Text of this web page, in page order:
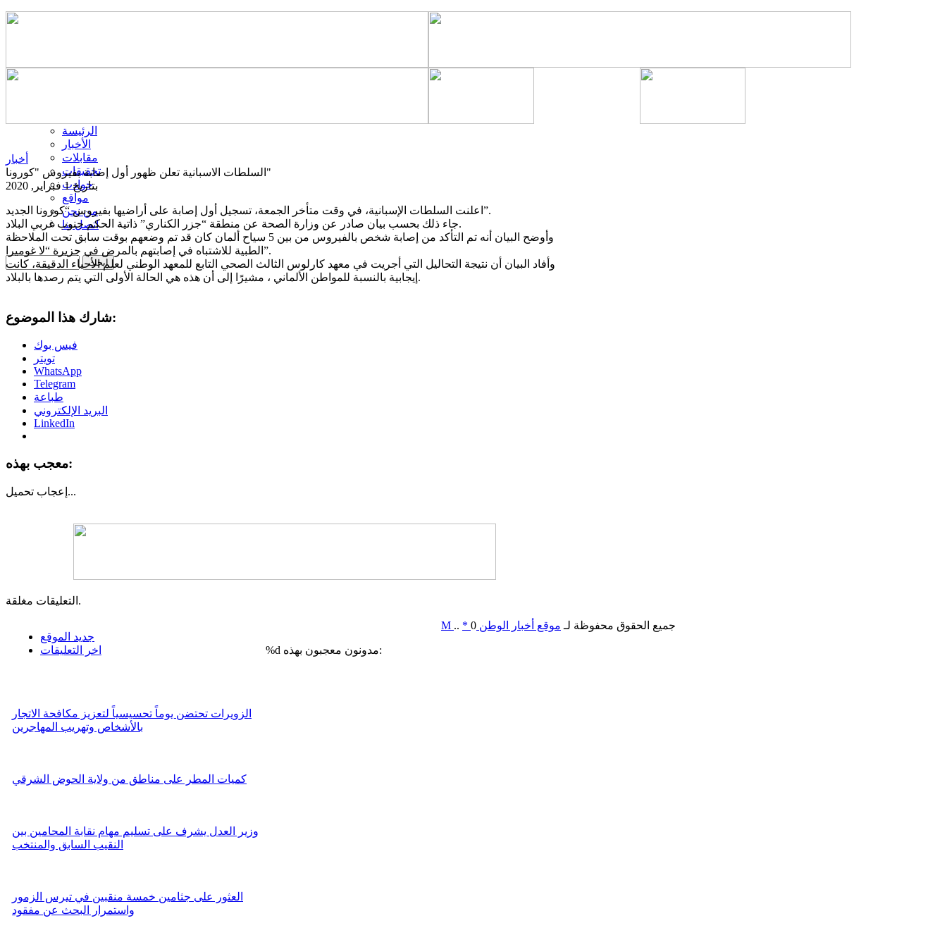
الرئيسة
الأخبار
مقابلات
تحقيقات
حوادث
مواقع
من نحن
اتصل بنا
أخبار
السلطات الاسبانية تعلن ظهور أول إصابة بفيروس "كورونا"
بتاريخ 1 فبراير, 2020
اعلنت السلطات الإسبانية، في وقت متأخر الجمعة، تسجيل أول إصابة على أراضيها بفيروس “كورونا الجديد”.
جاء ذلك بحسب بيان صادر عن وزارة الصحة عن منطقة “جزر الكناري” ذاتية الحكم جنوب غربي البلاد.
وأوضح البيان أنه تم التأكد من إصابة شخص بالفيروس من بين 5 سياح ألمان كان قد تم وضعهم بوقت سابق تحت الملاحظة
الطبية للاشتباه في إصابتهم بالمرض في جزيرة “لا غوميرا”.
وأفاد البيان أن نتيجة التحاليل التي أجريت في معهد كارلوس الثالث الصحي التابع للمعهد الوطني لعلم الأحياء الدقيقة، كانت
إيجابية بالنسبة للمواطن الألماني ، مشيرًا إلى أن هذه هي الحالة الأولى التي يتم رصدها بالبلاد.
شارك هذا الموضوع:
فيس بوك
تويتر
WhatsApp
Telegram
طباعة
البريد الإلكتروني
LinkedIn
معجب بهذه:
إعجاب تحميل...
التعليقات مغلقة.
جديد الموقع
اخر التعليقات
الزويرات تحتضن يوماً تحسيسياً لتعزيز مكافحة الاتجار
بالأشخاص وتهريب المهاجرين
كميات المطر على مناطق من ولاية الحوض الشرقي
وزير العدل يشرف على تسليم مهام نقابة المحامين بين
النقيب السابق والمنتخب
العثور على جثامين خمسة منقبين في تيرس الزمور
واستمرار البحث عن مفقود
M .. * جميع الحقوق محفوظة لـ موقع أخبار الوطن 0
%d مدونون معجبون بهذه: